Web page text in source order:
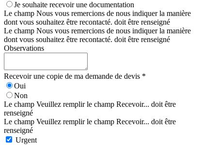
Je souhaite recevoir une documentation
Le champ Nous vous remercions de nous indiquer la manière
dont vous souhaitez être recontacté. doit être renseigné
Le champ Nous vous remercions de nous indiquer la manière
dont vous souhaitez être recontacté. doit être renseigné
Observations
Recevoir une copie de ma demande de devis *
Oui
Non
Le champ Veuillez remplir le champ Recevoir... doit être
renseigné
Le champ Veuillez remplir le champ Recevoir... doit être
renseigné
Urgent